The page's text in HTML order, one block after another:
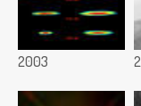
2003